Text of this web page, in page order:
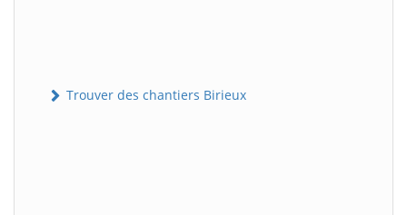
Trouver des chantiers Birieux